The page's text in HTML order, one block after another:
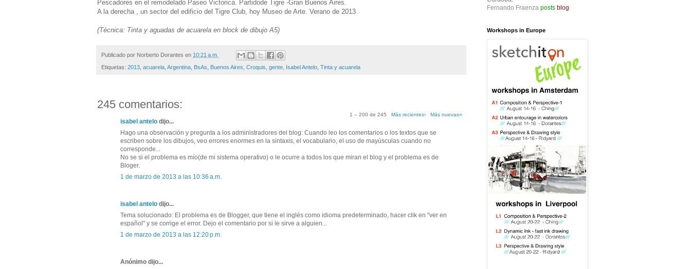
Pescadores en el remodelado Paseo Victorica. Partidode Tigre -Gran Buenos Aires.
A la derecha , un sector del edificio del Tigre Club, hoy Museo de Arte. Verano de 2013
(Técnica: Tinta y aguadas de acuarela en block de dibujo A5)
Publicado por Norberto Dorantes en 10:21 a.m.
Etiquetas: 2013, acuarela, Argentina, BsAs, Buenos Aires, Croquis, gente, Isabel Antelo, Tinta y acuarela
245 comentarios:
1 – 200 de 245 Más recientes› Más nuevas»
isabel antelo dijo...
Hago una observación y pregunta a los administradores del blog: Cuando leo los comentarios o los textos que se
escriben sobre los dibujos, veo errores enormes en la sintaxis, el vocabulario, el uso de mayúsculas cuando no
corresponde...
No se si el problema es mío(de mi sistema operativo) o le ocurre a todos los que miran el blog y el problema es de
Bloger.
1 de marzo de 2013 a las 10:36 a.m.
isabel antelo dijo...
Tema solucionado: El problema es de Blogger, que tiene el inglés como idioma predeterminado, hacer clik en "ver en
español" y se corrige el error. Dejo el comentario por si le sirve a alguien...
1 de marzo de 2013 a las 12:20 p.m.
Anónimo dijo...
Fernando Fraenza posts blog
Workshops in Europe